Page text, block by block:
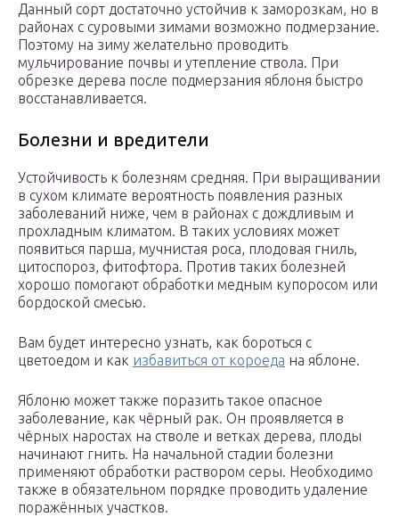
Данный сорт достаточно устойчив к заморозкам, но в
районах с суровыми зимами возможно подмерзание.
Поэтому на зиму желательно проводить
мульчирование почвы и утепление ствола. При
обрезке дерева после подмерзания яблоня быстро
восстанавливается.
Болезни и вредители
Устойчивость к болезням средняя. При выращивании
в сухом климате вероятность появления разных
заболеваний ниже, чем в районах с дождливым и
прохладным климатом. В таких условиях может
появиться парша, мучнистая роса, плодовая гниль,
цитоспороз, фитофтора. Против таких болезней
хорошо помогают обработки медным купоросом или
бордоской смесью.
Вам будет интересно узнать, как бороться с
цветоедом и как избавиться от короеда на яблоне.
Яблоню может также поразить такое опасное
заболевание, как чёрный рак. Он проявляется в
чёрных наростах на стволе и ветках дерева, плоды
начинают гнить. На начальной стадии болезни
применяют обработки раствором серы. Необходимо
также в обязательном порядке проводить удаление
поражённых участков.